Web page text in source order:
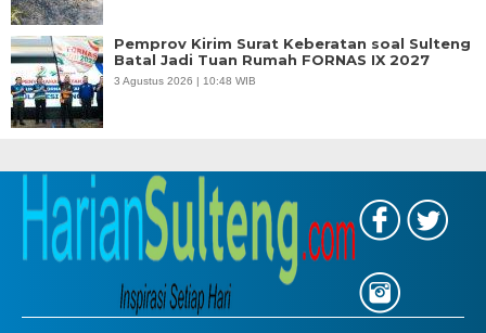
Pemprov Kirim Surat Keberatan soal Sulteng
Batal Jadi Tuan Rumah FORNAS IX 2027
3 Agustus 2026 | 10:48 WIB